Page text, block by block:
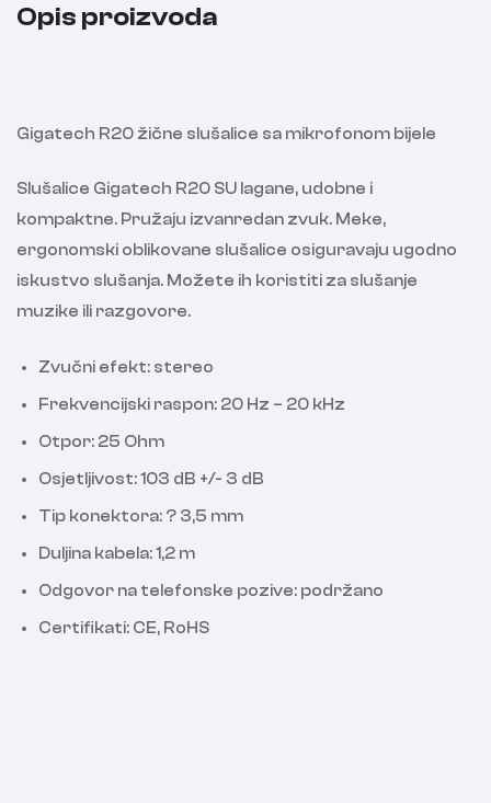
Opis proizvoda
Gigatech R20 žične slušalice sa mikrofonom bijele
Slušalice Gigatech R20 SU lagane, udobne i
kompaktne. Pružaju izvanredan zvuk. Meke,
ergonomski oblikovane slušalice osiguravaju ugodno
iskustvo slušanja. Možete ih koristiti za slušanje
muzike ili razgovore.
Zvučni efekt: stereo
Frekvencijski raspon: 20 Hz – 20 kHz
Otpor: 25 Ohm
Osjetljivost: 103 dB +/- 3 dB
Tip konektora: ? 3,5 mm
Duljina kabela: 1,2 m
Odgovor na telefonske pozive: podržano
Certifikati: CE, RoHS